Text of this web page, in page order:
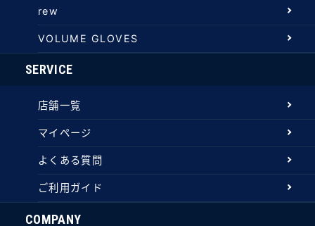
rew
VOLUME GLOVES
SERVICE
店舗一覧
マイページ
よくある質問
ご利用ガイド
COMPANY